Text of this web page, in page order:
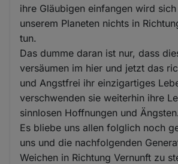
ihre Gläubigen einfangen wird
unserem Planeten nichts in
tun.
Das dumme daran ist nur, dass
versäumen im hier und jetzt das
und Angstfrei ihr einzigartiges
verschwenden sie weiterhin ihre
sinnlosen Hoffnungen und Ängsten.
Es bliebe uns allen folglich noch
uns und die nachfolgenden
Weichen in Richtung Vernunft zu